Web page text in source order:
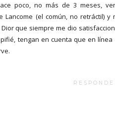
poco, no más de 3 meses,
Lancome (el común, no retráctil) y
que siempre me dio
tengan en cuenta que en línea